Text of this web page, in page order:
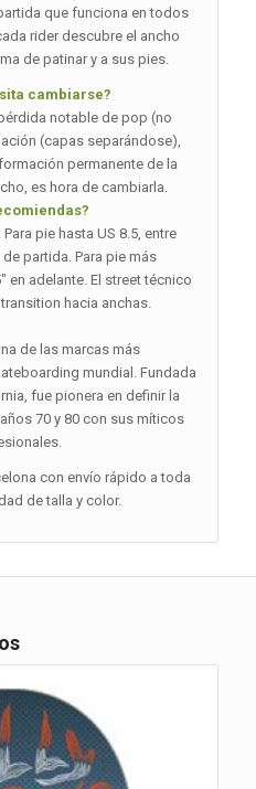
que funciona en todos
rider descubre el ancho
de patinar y a sus pies.
cambiarse?
notable de pop (no
(capas separándose),
permanente de la
es hora de cambiarla.
pie hasta US 8.5, entre
de partida. Para pie más
en adelante. El street técnico
hacia anchas.
de las marcas más
mundial. Fundada
fue pionera en definir la
70 y 80 con sus míticos
con envío rápido a toda
de talla y color.